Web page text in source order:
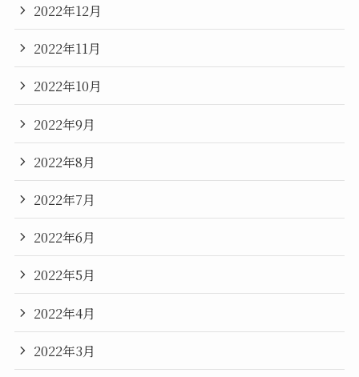
2022年12月
2022年11月
2022年10月
2022年9月
2022年8月
2022年7月
2022年6月
2022年5月
2022年4月
2022年3月